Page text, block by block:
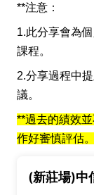
**注意：
1.此分享會為
課程。
2.分享過程中
議。
**過去的績效
作好審慎評估
(新莊場)中